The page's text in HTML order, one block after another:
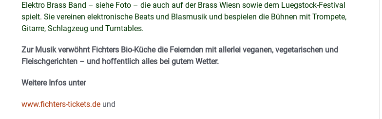
Elektro Brass Band – siehe Foto – die auch auf der Brass Wiesn sowie dem Luegstock-Festival
spielt. Sie vereinen elektronische Beats und Blasmusik und bespielen die Bühnen mit Trompete,
Gitarre, Schlagzeug und Turntables.
Zur Musik verwöhnt Fichters Bio-Küche die Feiernden mit allerlei veganen, vegetarischen und
Fleischgerichten – und hoffentlich alles bei gutem Wetter.
Weitere Infos unter
www.fichters-tickets.de und